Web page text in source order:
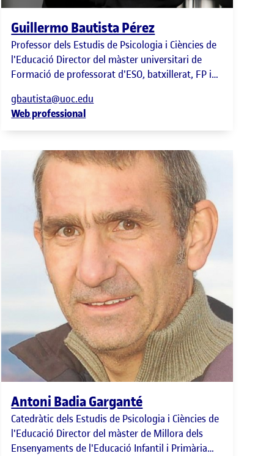
Guillermo Bautista Pérez
Professor dels Estudis de Psicologia i Ciències de
l'Educació Director del màster universitari de
Formació de professorat d'ESO, batxillerat, FP i
gbautista@uoc.edu
Web professional
Antoni Badia Garganté
Catedràtic dels Estudis de Psicologia i Ciències de
l'Educació Director del màster de Millora dels
Ensenyaments de l'Educació Infantil i Primària